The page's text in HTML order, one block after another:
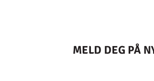
MELD DEG PÅ